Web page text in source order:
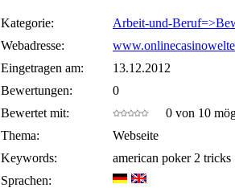
Kategorie:
Arbeit-und-
Webadresse:
Eingetragen am:
13.12.2012
Bewertungen:
0
Bewertet mit:
0 von 10
Thema:
Webseite
Keywords:
american poker 2 tricks
Sprachen: